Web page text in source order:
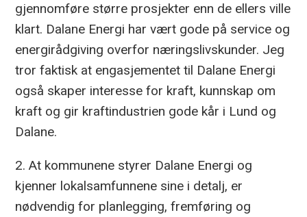
gjennomføre større prosjekter enn de ellers ville
klart. Dalane Energi har vært gode på service og
energirådgiving overfor næringslivskunder. Jeg
tror faktisk at engasjementet til Dalane Energi
også skaper interesse for kraft, kunnskap om
kraft og gir kraftindustrien gode kår i Lund og
Dalane.
2. At kommunene styrer Dalane Energi og
kjenner lokalsamfunnene sine i detalj, er
nødvendig for planlegging, fremføring og